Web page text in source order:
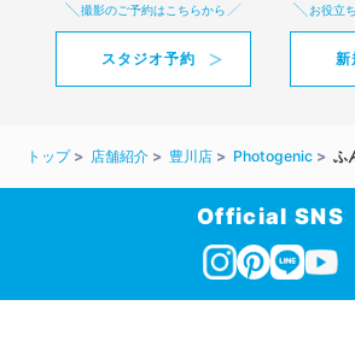
撮影のご予約はこちらから
スタジオ予約
お役立
新
トップ 店舗紹介 豊川店 Photogenic ふ
Official SNS